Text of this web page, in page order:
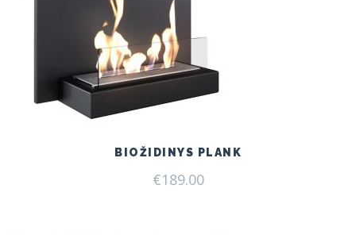
BIOŽIDINYS PLANK
€189.00